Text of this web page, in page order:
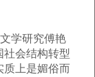
学研究傅艳
社会结构转型
质上是媚俗而